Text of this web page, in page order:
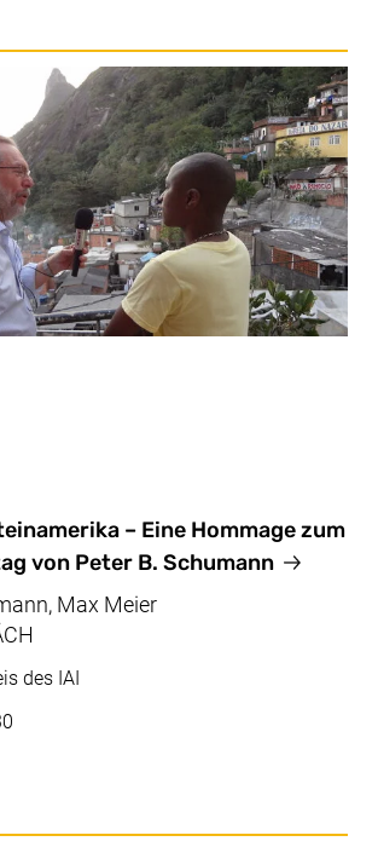
– Eine Hommage zum
von Peter B. Schumann
Max Meier
des IAI